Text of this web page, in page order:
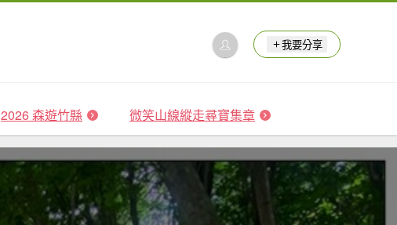
我要分享
2026 森遊竹縣 微笑山線縱走尋寶集章